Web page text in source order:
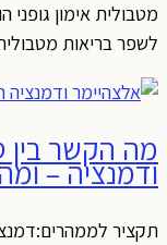
מטבולית אימון גופני
לשפר בריאות
מה הקשר בין
ודמנציה –
תקציר